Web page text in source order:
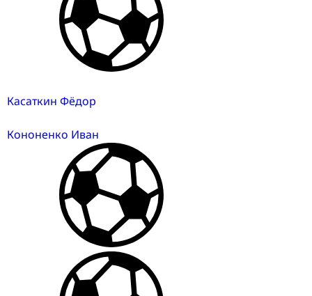
Касаткин Фёдор
Кононенко Иван